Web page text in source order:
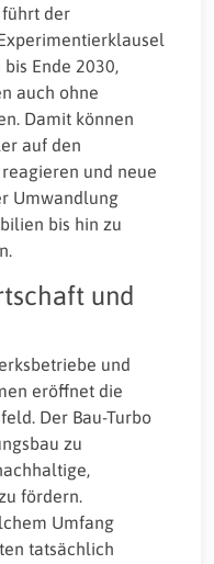
führt der
Ende 2030,
auch ohne
Damit können
auf den
und neue
Umwandlung
bis hin zu
und
und
eröffnet die
Der Bau-Turbo
zu
fördern.
Umfang
tatsächlich